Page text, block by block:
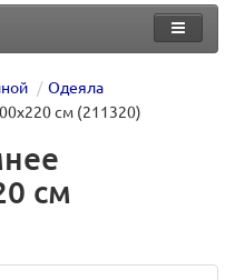
Одеяла
см (211320)
см